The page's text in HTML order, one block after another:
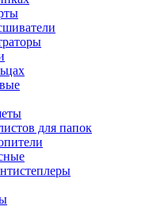
для папок